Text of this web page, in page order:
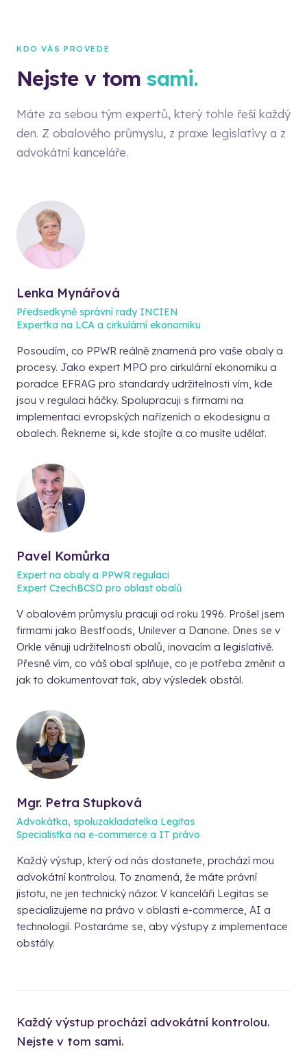
KDO VÁS PROVEDE
Nejste v tomsami.
Máte za sebou tým expertů, který tohle řeší každý
den. Z obalového průmyslu, z praxe legislativy a z
advokátní kanceláře.
Lenka Mynářová
Předsedkyně správní rady INCIEN
Expertka na LCA a cirkulární ekonomiku
Posoudím, co PPWR reálně znamená pro vaše obaly a
procesy. Jako expert MPO pro cirkulární ekonomiku a
poradce EFRAG pro standardy udržitelnosti vím, kde
jsou v regulaci háčky. Spolupracuji s firmami na
implementaci evropských nařízeních o ekodesignu a
obalech. Řekneme si, kde stojíte a co musíte udělat.
Pavel Komůrka
Expert na obaly a PPWR regulaci
Expert CzechBCSD pro oblast obalů
V obalovém průmyslu pracuji od roku 1996. Prošel jsem
firmami jako Bestfoods, Unilever a Danone. Dnes se v
Orkle věnuji udržitelnosti obalů, inovacím a legislativě.
Přesně vím, co váš obal splňuje, co je potřeba změnit a
jak to dokumentovat tak, aby výsledek obstál.
Mgr. Petra Stupková
Advokátka, spoluzakladatelka Legitas
Specialistka na e-commerce a IT právo
Každý výstup, který od nás dostanete, prochází mou
advokátní kontrolou. To znamená, že máte právní
jistotu, ne jen technický názor. V kanceláři Legitas se
specializujeme na právo v oblasti e-commerce, AI a
technologií. Postaráme se, aby výstupy z implementace
obstály.
Každý výstup prochází advokátní kontrolou.
Nejste v tom sami.